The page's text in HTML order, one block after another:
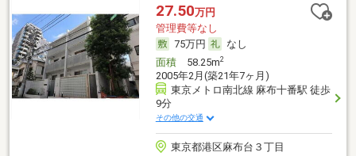
27.50万円
管理費等なし
75万円
なし
面積58.25m2
2005年2月(築21年7ヶ月)
東京メトロ南北線 麻布十番駅 徒歩
9分
その他の交通
東京都港区麻布台３丁目